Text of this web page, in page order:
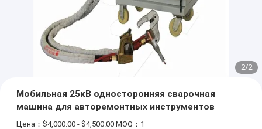
2/2
Мобильная 25кВ односторонняя сварочная
машина для авторемонтных инструментов
Цена：$4,000.00 - $4,500.00 MOQ：1